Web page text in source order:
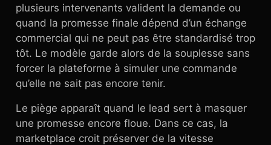
plusieurs intervenants valident la demande ou
quand la promesse finale dépend d’un échange
commercial qui ne peut pas être standardisé trop
tôt. Le modèle garde alors de la souplesse sans
forcer la plateforme à simuler une commande
qu’elle ne sait pas encore tenir.
Le piège apparaît quand le lead sert à masquer
une promesse encore floue. Dans ce cas, la
marketplace croit préserver de la vitesse